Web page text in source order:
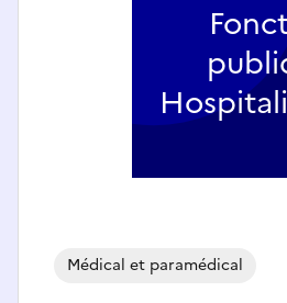
Médical et paramédical